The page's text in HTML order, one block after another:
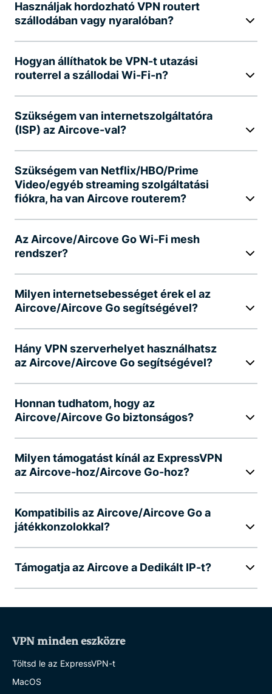
Használjak hordozható VPN routert
szállodában vagy nyaralóban?
Hogyan állíthatok be VPN-t utazási
routerrel a szállodai Wi-Fi-n?
Szükségem van internetszolgáltatóra
(ISP) az Aircove-val?
Szükségem van Netflix/HBO/Prime
Video/egyéb streaming szolgáltatási
fiókra, ha van Aircove routerem?
Az Aircove/Aircove Go Wi-Fi mesh
rendszer?
Milyen internetsebességet érek el az
Aircove/Aircove Go segítségével?
Hány VPN szerverhelyet használhatsz
az Aircove/Aircove Go segítségével?
Honnan tudhatom, hogy az
Aircove/Aircove Go biztonságos?
Milyen támogatást kínál az ExpressVPN
az Aircove-hoz/Aircove Go-hoz?
Kompatibilis az Aircove/Aircove Go a
játékkonzolokkal?
Támogatja az Aircove a Dedikált IP-t?
VPN minden eszközre
Töltsd le az ExpressVPN-t
MacOS